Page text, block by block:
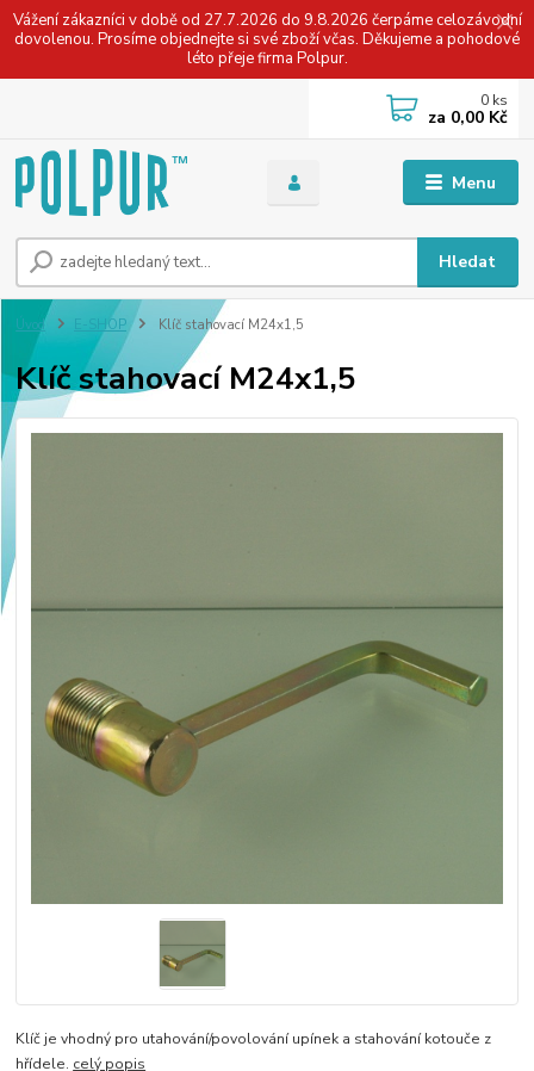
Vážení zákazníci v době od 27.7.2026 do 9.8.2026 čerpáme celozávodní
dovolenou. Prosíme objednejte si své zboží včas. Děkujeme a pohodové
léto přeje firma Polpur.
Menu
Hledat
0 ks
za 0,00 Kč
Úvod E-SHOP Klíč stahovací M24x1,5
Klíč stahovací M24x1,5
Klíč je vhodný pro utahování/povolování upínek a stahování kotouče z
hřídele. celý popis